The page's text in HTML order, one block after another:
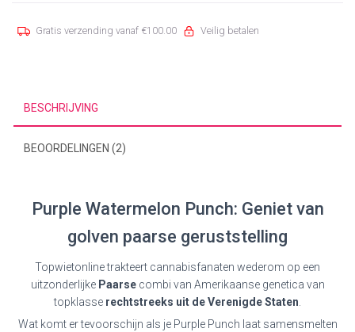
Gratis verzending vanaf €100.00 Veilig betalen
BESCHRIJVING
BEOORDELINGEN (2)
Purple Watermelon Punch: Geniet van
golven paarse geruststelling
Topwietonline trakteert cannabisfanaten wederom op een
uitzonderlijke Paarsecombi van Amerikaanse genetica van
topklasse rechtstreeks uit de Verenigde Staten.
Wat komt er tevoorschijn als je Purple Punch laat samensmelten